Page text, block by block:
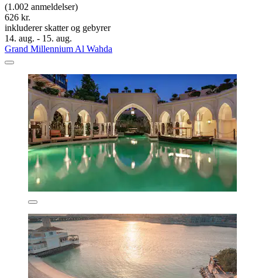
(1.002 anmeldelser)
626 kr.
inkluderer skatter og gebyrer
14. aug. - 15. aug.
Grand Millennium Al Wahda